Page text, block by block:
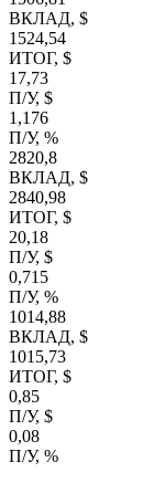
ВКЛАД, $
1524,54
ИТОГ, $
17,73
П/У, $
1,176
П/У, %
2820,8
ВКЛАД, $
2840,98
ИТОГ, $
20,18
П/У, $
0,715
П/У, %
1014,88
ВКЛАД, $
1015,73
ИТОГ, $
0,85
П/У, $
0,08
П/У, %